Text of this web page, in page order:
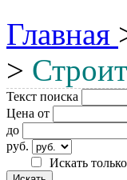
Главная
>
Текст поиска
Цена от
до
руб.
Искать